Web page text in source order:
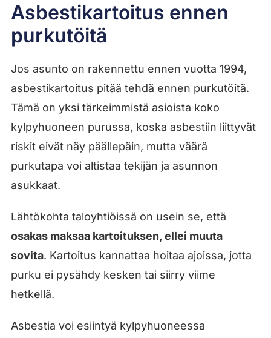
Asbestikartoitus ennen
purkutöitä
Jos asunto on rakennettu ennen vuotta 1994,
asbestikartoitus pitää tehdä ennen purkutöitä.
Tämä on yksi tärkeimmistä asioista koko
kylpyhuoneen purussa, koska asbestiin liittyvät
riskit eivät näy päällepäin, mutta väärä
purkutapa voi altistaa tekijän ja asunnon
asukkaat.
Lähtökohta taloyhtiöissä on usein se, että
osakas maksaa kartoituksen, ellei muuta
sovita. Kartoitus kannattaa hoitaa ajoissa, jotta
purku ei pysähdy kesken tai siirry viime
hetkellä.
Asbestia voi esiintyä kylpyhuoneessa